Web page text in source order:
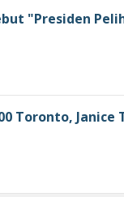
"Presiden
Toronto,